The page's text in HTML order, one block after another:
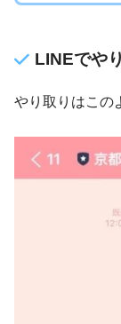
LINEでや
やり取りはこの